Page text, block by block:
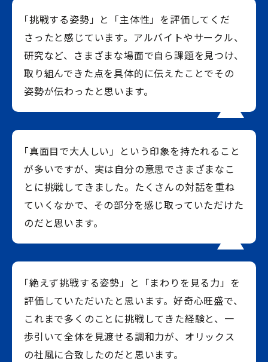
「挑戦する姿勢」と「主体性」を評価してくだ
さったと感じています。アルバイトやサークル、
研究など、さまざまな場面で自ら課題を見つけ、
取り組んできた点を具体的に伝えたことでその
姿勢が伝わったと思います。
「真面目で大人しい」という印象を持たれること
が多いですが、実は自分の意思でさまざまなこ
とに挑戦してきました。たくさんの対話を重ね
ていくなかで、その部分を感じ取っていただけた
のだと思います。
「絶えず挑戦する姿勢」と「まわりを見る力」を
評価していただいたと思います。好奇心旺盛で、
これまで多くのことに挑戦してきた経験と、一
歩引いて全体を見渡せる調和力が、オリックス
の社風に合致したのだと思います。